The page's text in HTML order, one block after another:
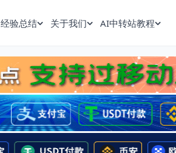
经验总结 关于我们 AI中转站教程